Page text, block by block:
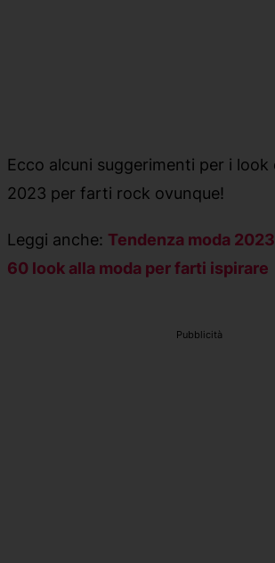
Ecco alcuni suggerimenti per i look
2023 per farti rock ovunque!
Leggi anche: Tendenza moda
60 look alla moda per farti ispirare
Pubblicità